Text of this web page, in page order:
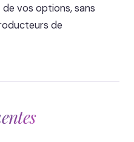
vos options, sans
de